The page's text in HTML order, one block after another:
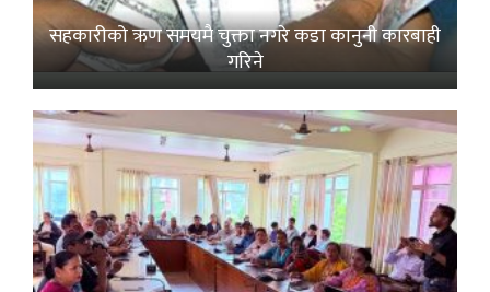
सहकारीको ऋण समयमै चुक्ता नगरे कडा कानुनी कारबाही
गरिने